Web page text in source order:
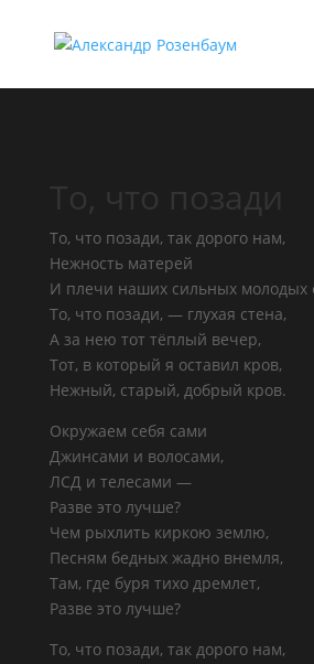
То, что позади
То, что позади, так дорого нам,
Нежность матерей
И плечи наших сильных молодых
То, что позади, — глухая стена,
А за нею тот тёплый вечер,
Тот, в который я оставил кров,
Нежный, старый, добрый кров.
Окружаем себя сами
Джинсами и волосами,
ЛСД и телесами —
Разве это лучше?
Чем рыхлить киркою землю,
Песням бедных жадно внемля,
Там, где буря тихо дремлет,
Разве это лучше?
То, что позади, так дорого нам,